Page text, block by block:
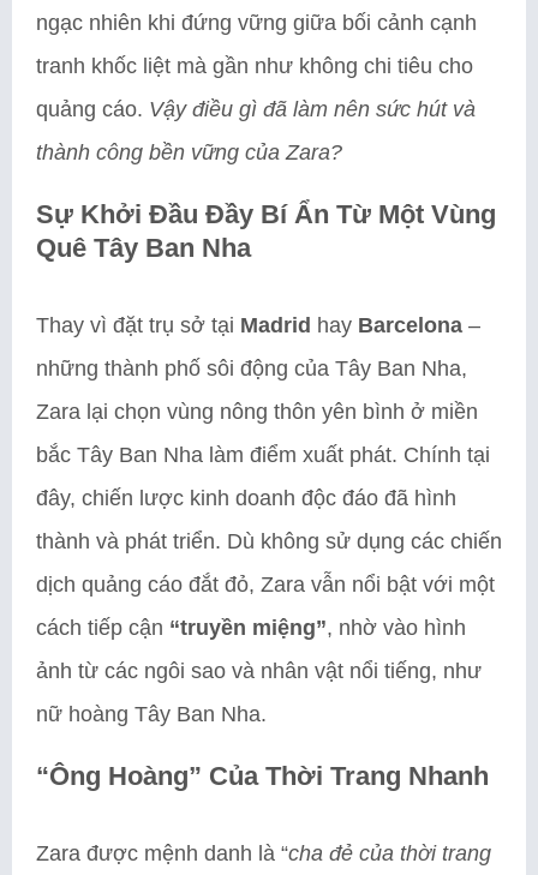
ngạc nhiên khi đứng vững giữa bối cảnh cạnh
tranh khốc liệt mà gần như không chi tiêu cho
quảng cáo. Vậy điều gì đã làm nên sức hút và
thành công bền vững của Zara?
Sự Khởi Đầu Đầy Bí Ẩn Từ Một Vùng
Quê Tây Ban Nha
Thay vì đặt trụ sở tại Madrid hay Barcelona –
những thành phố sôi động của Tây Ban Nha,
Zara lại chọn vùng nông thôn yên bình ở miền
bắc Tây Ban Nha làm điểm xuất phát. Chính tại
đây, chiến lược kinh doanh độc đáo đã hình
thành và phát triển. Dù không sử dụng các chiến
dịch quảng cáo đắt đỏ, Zara vẫn nổi bật với một
cách tiếp cận “truyền miệng”, nhờ vào hình
ảnh từ các ngôi sao và nhân vật nổi tiếng, như
nữ hoàng Tây Ban Nha.
“Ông Hoàng” Của Thời Trang Nhanh
Zara được mệnh danh là “cha đẻ của thời trang